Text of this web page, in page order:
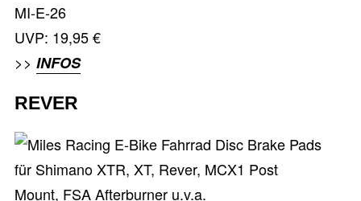
MI-E-26
UVP: 19,95 €
>> INFOS
REVER